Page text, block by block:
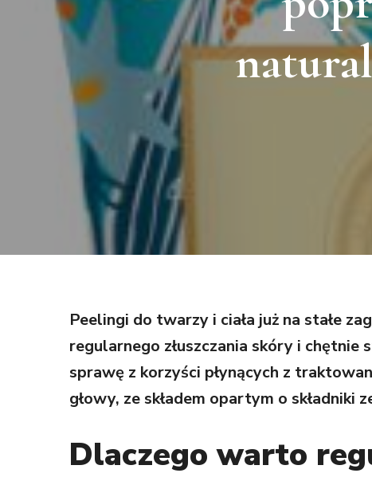
Peelingi do twarzy i ciała już na stałe
regularnego złuszczania skóry i
sprawę z korzyści płynących z
głowy, ze składem opartym o składniki
Dlaczego warto